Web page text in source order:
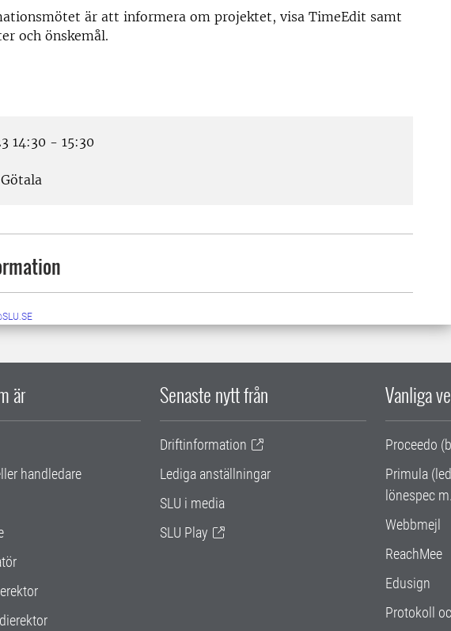
är att informera om projektet, visa TimeEdit samt
och önskemål.
14:30 - 15:30
är
handledare
Senaste nytt från
Driftinformation
Lediga anställningar
SLU i media
SLU Play
Vanliga
Proceedo
Primula
lönespec
Webbmejl
ReachMee
Edusign
Protokoll